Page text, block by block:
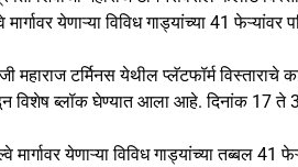
येणाऱ्या विविध गाड्यांच्या 41 फेऱ्यांवर
महाराज टर्मिनस येथील प्लॅटफॉर्म
विशेष ब्लॉक घेण्यात आला आहे. दिनांक 17 ते
मार्गावर येणाऱ्या विविध गाड्यांच्या तब्बल